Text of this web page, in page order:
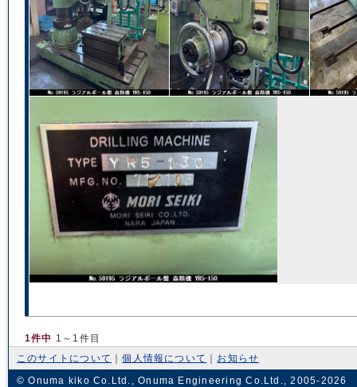
1件中 1～1件目
このサイトについて ｜個人情報について ｜ お知らせ
© Onuma kiko Co.Ltd., Onuma Engineering Co.Ltd., 2005-2026